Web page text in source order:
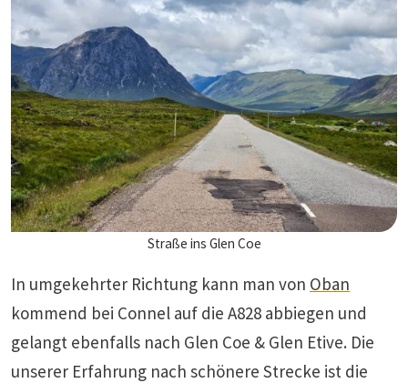
Straße ins Glen Coe
In umgekehrter Richtung kann man von Oban
kommend bei Connel auf die A828 abbiegen und
gelangt ebenfalls nach Glen Coe & Glen Etive. Die
unserer Erfahrung nach schönere Strecke ist die